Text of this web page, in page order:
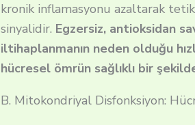
kronik inflamasyonu azaltarak
sinyalidir. Egzersiz, antioksidan
iltihaplanmanın neden olduğu
hücresel ömrün sağlıklı bir
B. Mitokondriyal Disfonksiyon: